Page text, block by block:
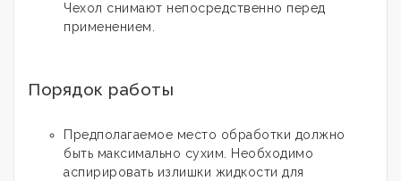
Чехол снимают непосредственно перед
применением.
Порядок работы
Предполагаемое место обработки должно
быть максимально сухим. Необходимо
аспирировать излишки жидкости для